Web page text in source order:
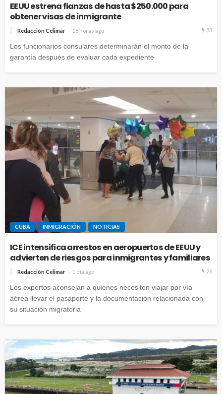
EEUU estrena fianzas de hasta $250.000 para
obtener visas de inmigrante
Redacción Celimar 16 horas ago 33
Los funcionarios consulares determinarán el monto de la
garantía después de evaluar cada expediente
CUBA INMIGRACIÓN NOTICIAS
ICE intensifica arrestos en aeropuertos de EEUU y
advierten de riesgos para inmigrantes y familiares
Redacción Celimar 1 día ago 26
Los expertos aconsejan a quienes necesiten viajar por vía
aérea llevar el pasaporte y la documentación relacionada con
su situación migratoria